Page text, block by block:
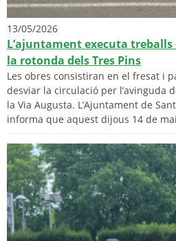
13/05/2026
L’ajuntament executa
la rotonda dels Tres Pins
Les obres consistiran en el fresat i
desviar la circulació per l’avinguda
la Via Augusta. L’Ajuntament de
informa que aquest dijous 14 de